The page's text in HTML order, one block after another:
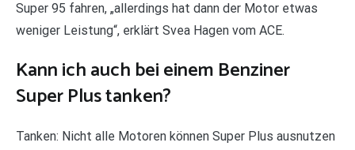
Super 95 fahren, „allerdings hat dann der Motor etwas
weniger Leistung“, erklärt Svea Hagen vom ACE.
Kann ich auch bei einem Benziner
Super Plus tanken?
Tanken: Nicht alle Motoren können Super Plus ausnutzen